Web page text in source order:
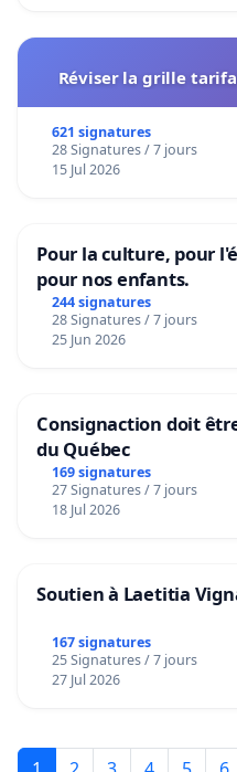
Réviser la grille
621 signatures
28 Signatures / 7 jours
15 Jul 2026
Pour la culture, pour
pour nos enfants.
244 signatures
28 Signatures / 7 jours
25 Jun 2026
Consignaction doit
du Québec
169 signatures
27 Signatures / 7 jours
18 Jul 2026
Soutien à Laetitia
167 signatures
25 Signatures / 7 jours
27 Jul 2026